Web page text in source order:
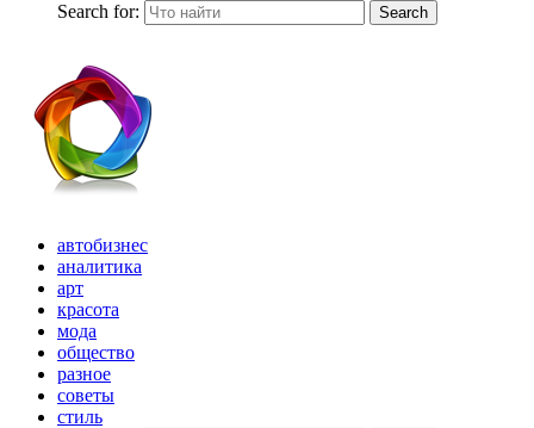
Search for:
Search
автобизнес
аналитика
арт
красота
мода
общество
разное
советы
стиль